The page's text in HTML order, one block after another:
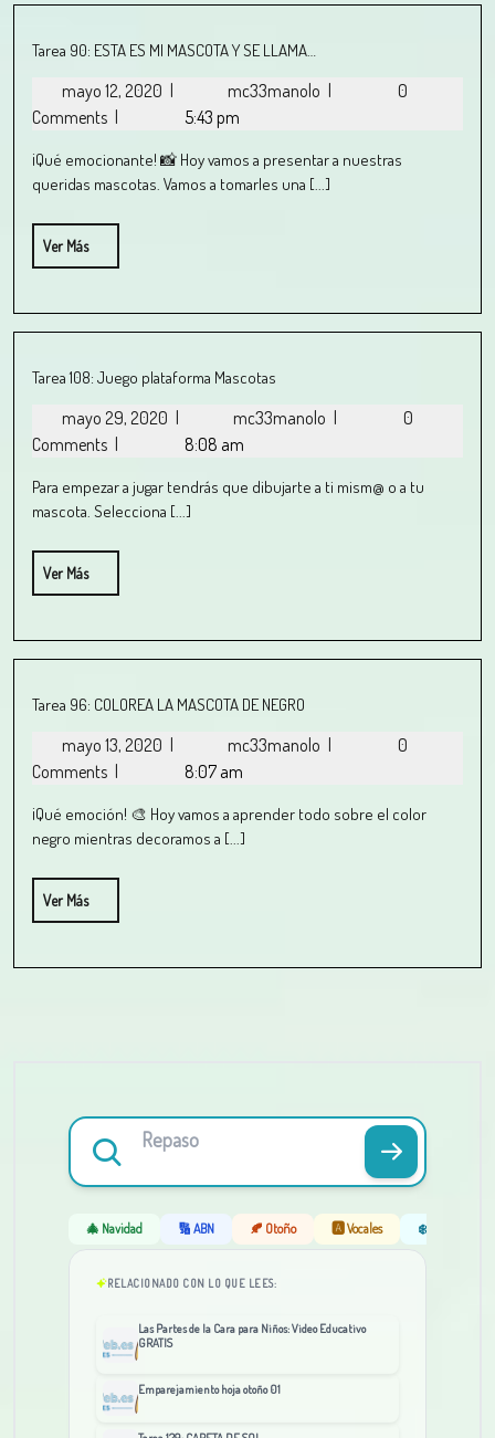
Tarea 90: ESTA ES MI MASCOTA Y SE LLAMA…
mayo 12, 2020 mc33manolo
0
Comments
5:43 pm
¡Qué emocionante! 📸 Hoy vamos a presentar a nuestras
queridas mascotas. Vamos a tomarles una [...]
Ver Más
Tarea 108: Juego plataforma Mascotas
mayo 29, 2020 mc33manolo
0
Comments
8:08 am
Para empezar a jugar tendrás que dibujarte a ti mism@ o a tu
mascota. Selecciona [...]
Ver Más
Tarea 96: COLOREA LA MASCOTA DE NEGRO
mayo 13, 2020 mc33manolo
0
Comments
8:07 am
¡Qué emoción! 🎨 Hoy vamos a aprender todo sobre el color
negro mientras decoramos a [...]
Ver Más
🎄 Navidad 🔢 ABN 🍂 Otoño 🅰️ Vocales ❄️ Invierno
RELACIONADO CON LO QUE LEES:
Las Partes de la Cara para Niños: Video Educativo
GRATIS
Emparejamiento hoja otoño 01